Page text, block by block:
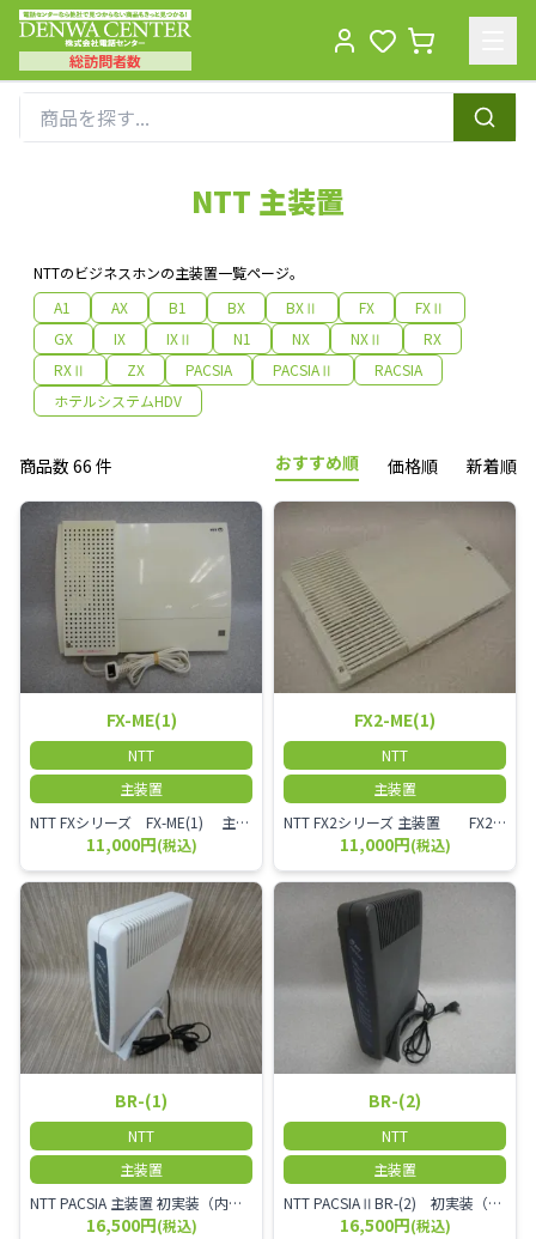
総訪問者数
NTT 主装置
NTTのビジネスホンの主装置一覧ページ。
A1
AX B1 BX BXⅡ FX
FXⅡ
GX
IX IXⅡ N1 NX NXⅡ
RX
RXⅡ
ZX PACSIA PACSIAⅡ
RACSIA
ホテルシステムHDV
商品数 66 件 おすすめ順 価格順 新着順
FX-ME(1)
NTT
主装置
NTT FXシリーズ FX-ME(1) 主装置 小規模オフィス向けビジネスフォン用主装置です。
11,000円(税込)
FX2-ME(1)
NTT
主装置
NTT FX2シリーズ 主装置 FX2-ME(1)
11,000円(税込)
BR-(1)
NTT
主装置
NTT PACSIA 主装置 初実装（内線×8 アナログ端末×2 ISDN回線×2） 電話機最大で8台を接続可能で外線は最大で4chを接続可能。
16,500円(税込)
BR-(2)
NTT
主装置
NTT PACSIAⅡBR-(2) 初実装（内線×8 アナログ端末×2 ISDN回線×2）
16,500円(税込)